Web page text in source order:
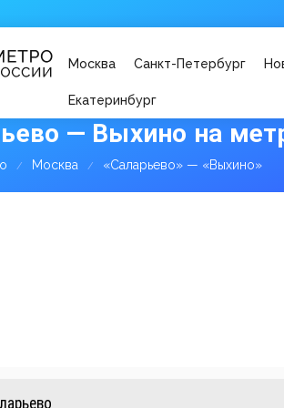
Москва Санкт-Петербург
Екатеринбург
— Выхино на
Москва «Саларьево» — «Выхино»